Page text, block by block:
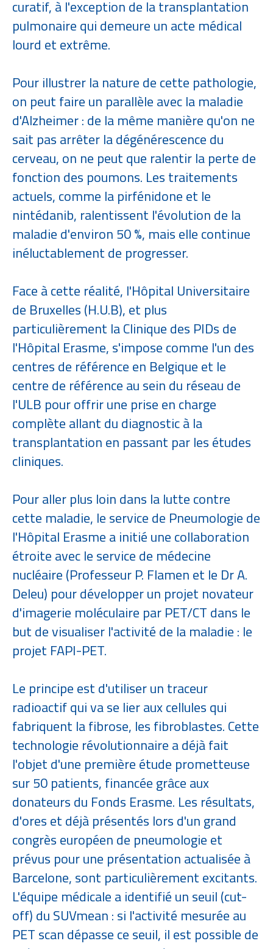
curatif, à l'exception de la transplantation
pulmonaire qui demeure un acte médical
lourd et extrême.
Pour illustrer la nature de cette pathologie,
on peut faire un parallèle avec la maladie
d'Alzheimer : de la même manière qu'on ne
sait pas arrêter la dégénérescence du
cerveau, on ne peut que ralentir la perte de
fonction des poumons. Les traitements
actuels, comme la pirfénidone et le
nintédanib, ralentissent l'évolution de la
maladie d'environ 50 %, mais elle continue
inéluctablement de progresser.
Face à cette réalité, l'Hôpital Universitaire
de Bruxelles (H.U.B), et plus
particulièrement la Clinique des PIDs de
l'Hôpital Erasme, s'impose comme l'un des
centres de référence en Belgique et le
centre de référence au sein du réseau de
l'ULB pour offrir une prise en charge
complète allant du diagnostic à la
transplantation en passant par les études
cliniques.
Pour aller plus loin dans la lutte contre
cette maladie, le service de Pneumologie de
l'Hôpital Erasme a initié une collaboration
étroite avec le service de médecine
nucléaire (Professeur P. Flamen et le Dr A.
Deleu) pour développer un projet novateur
d'imagerie moléculaire par PET/CT dans le
but de visualiser l'activité de la maladie : le
projet FAPI-PET.
​Le principe est d'utiliser un traceur
radioactif qui va se lier aux cellules qui
fabriquent la fibrose, les fibroblastes. Cette
technologie révolutionnaire a déjà fait
l'objet d'une première étude prometteuse
sur 50 patients, financée grâce aux
donateurs du Fonds Erasme. Les résultats,
d'ores et déjà présentés lors d'un grand
congrès européen de pneumologie et
prévus pour une présentation actualisée à
Barcelone, sont particulièrement excitants.
L'équipe médicale a identifié un seuil (cut-
off) du SUVmean : si l'activité mesurée au
PET scan dépasse ce seuil, il est possible de